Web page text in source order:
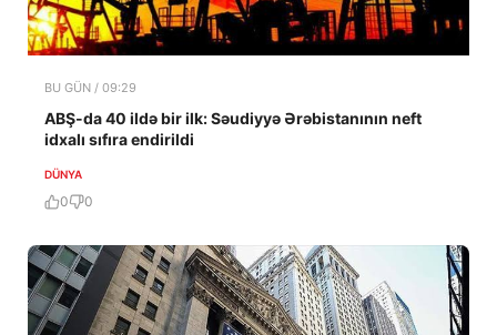
BU GÜN / 09:29
ABŞ-da 40 ildə bir ilk: Səudiyyə Ərəbistanının neft
idxalı sıfıra endirildi
DÜNYA
0 0